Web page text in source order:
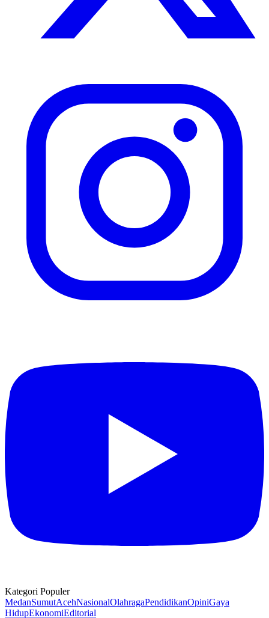
Kategori Populer
MedanSumutAcehNasionalOlahragaPendidikanOpiniGaya
HidupEkonomiEditorial